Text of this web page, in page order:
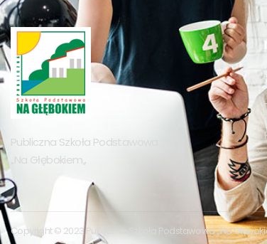
Publiczna Szkoła Podstawowa
,,Na Głębokiem,,
Copyright © 2023 Publiczna Szkoła Podstawowa ,,Na